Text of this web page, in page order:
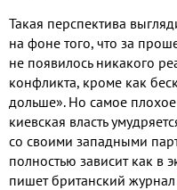
Такая перспектива
на фоне того, что за
не появилось никакого
конфликта, кроме как
дольше». Но самое плохое
киевская власть
со своими западными
полностью зависит как в
пишет британский журнал